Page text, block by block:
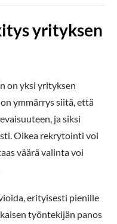
yrityksen
on yksi yrityksen
ymmärrys siitä, että
ja siksi
Oikea rekrytointi voi
väärä valinta voi
erityisesti pienille
työntekijän panos